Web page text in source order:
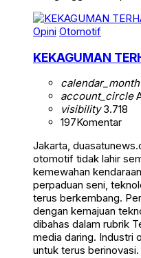
Opini Otomotif
KEKAGUMAN
calendar_month
account_circle
visibility3.718
197Komentar
Jakarta,
otomotif tidak lahir
kemewahan
perpaduan seni,
terus berkembang.
dengan kemajuan
dibahas dalam rubrik
media daring. Industri
untuk terus